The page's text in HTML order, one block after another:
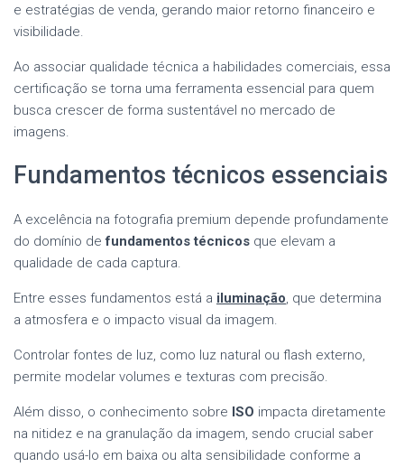
e estratégias de venda, gerando maior retorno financeiro e
visibilidade.
Ao associar qualidade técnica a habilidades comerciais, essa
certificação se torna uma ferramenta essencial para quem
busca crescer de forma sustentável no mercado de
imagens.
Fundamentos técnicos essenciais
A excelência na fotografia premium depende profundamente
do domínio defundamentos técnicos que elevam a
qualidade de cada captura.
Entre esses fundamentos está a iluminação, que determina
a atmosfera e o impacto visual da imagem.
Controlar fontes de luz, como luz natural ou flash externo,
permite modelar volumes e texturas com precisão.
Além disso, o conhecimento sobre ISO impacta diretamente
na nitidez e na granulação da imagem, sendo crucial saber
quando usá-lo em baixa ou alta sensibilidade conforme a